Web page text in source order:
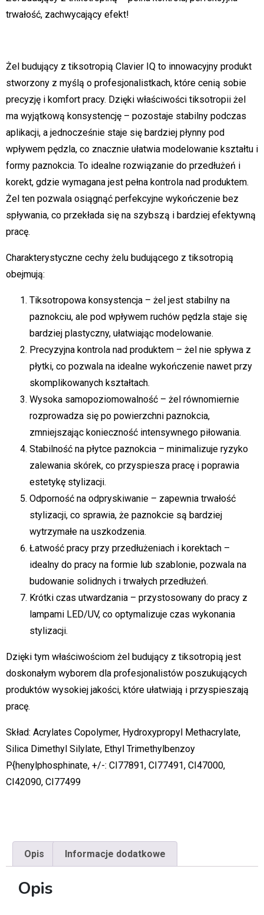
trwałość, zachwycający efekt!
Żel budujący z tiksotropią Clavier IQ to innowacyjny produkt
stworzony z myślą o profesjonalistkach, które cenią sobie
precyzję i komfort pracy. Dzięki właściwości tiksotropii żel
ma wyjątkową konsystencję – pozostaje stabilny podczas
aplikacji, a jednocześnie staje się bardziej płynny pod
wpływem pędzla, co znacznie ułatwia modelowanie kształtu i
formy paznokcia. To idealne rozwiązanie do przedłużeń i
korekt, gdzie wymagana jest pełna kontrola nad produktem.
Żel ten pozwala osiągnąć perfekcyjne wykończenie bez
spływania, co przekłada się na szybszą i bardziej efektywną
pracę.
Charakterystyczne cechy żelu budującego z tiksotropią
obejmują:
Tiksotropowa konsystencja – żel jest stabilny na
paznokciu, ale pod wpływem ruchów pędzla staje się
bardziej plastyczny, ułatwiając modelowanie.
Precyzyjna kontrola nad produktem – żel nie spływa z
płytki, co pozwala na idealne wykończenie nawet przy
skomplikowanych kształtach.
Wysoka samopoziomowalność – żel równomiernie
rozprowadza się po powierzchni paznokcia,
zmniejszając konieczność intensywnego piłowania.
Stabilność na płytce paznokcia – minimalizuje ryzyko
zalewania skórek, co przyspiesza pracę i poprawia
estetykę stylizacji.
Odporność na odpryskiwanie – zapewnia trwałość
stylizacji, co sprawia, że paznokcie są bardziej
wytrzymałe na uszkodzenia.
Łatwość pracy przy przedłużeniach i korektach –
idealny do pracy na formie lub szablonie, pozwala na
budowanie solidnych i trwałych przedłużeń.
Krótki czas utwardzania – przystosowany do pracy z
lampami LED/UV, co optymalizuje czas wykonania
stylizacji.
Dzięki tym właściwościom żel budujący z tiksotropią jest
doskonałym wyborem dla profesjonalistów poszukujących
produktów wysokiej jakości, które ułatwiają i przyspieszają
pracę.
Skład: Acrylates Copolymer, Hydroxypropyl Methacrylate,
Silica Dimethyl Silylate, Ethyl Trimethylbenzoy
P{henylphosphinate, +/-: CI77891, CI77491, CI47000,
CI42090, CI77499
Opis Informacje dodatkowe
Opis